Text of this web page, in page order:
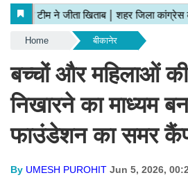
Home बीकानेर
बच्चों और महिलाओं की
निखारने का माध्यम
फाउंडेशन का समर
By UMESH PUROHIT Jun 5, 2026,